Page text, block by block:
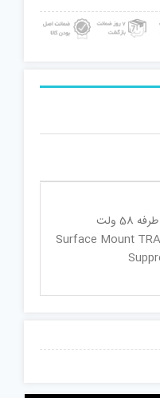
ولت
Surface Mount